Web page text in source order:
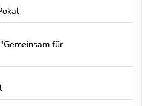
für